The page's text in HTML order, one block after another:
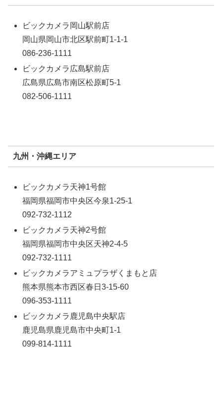
ビックカメラ岡山駅前店
岡山県岡山市北区駅前町1-1-1
086-236-1111
ビックカメラ広島駅前店
広島県広島市南区松原町5-1
082-506-1111
九州・沖縄エリア
ビックカメラ天神1号館
福岡県福岡市中央区今泉1-25-1
092-732-1112
ビックカメラ天神2号館
福岡県福岡市中央区天神2-4-5
092-732-1111
ビックカメラアミュプラザくまもと店
熊本県熊本市西区春日3-15-60
096-353-1111
ビックカメラ鹿児島中央駅店
鹿児島県鹿児島市中央町1-1
099-814-1111